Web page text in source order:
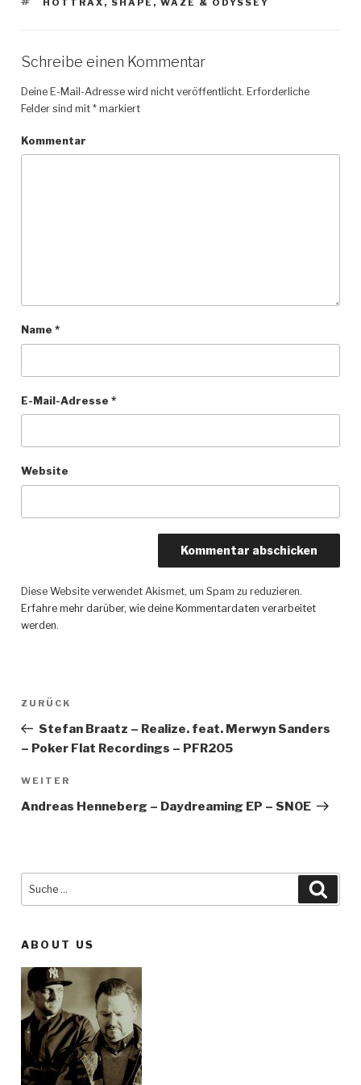
SCHLAGWÖRTER
HOTTRAX , SHAPE ,WAZE & ODYSSEY
Schreibe einen Kommentar
Deine E-Mail-Adresse wird nicht veröffentlicht. Erforderliche
Felder sind mit *markiert
Kommentar
Name *
E-Mail-Adresse *
Website
Diese Website verwendet Akismet, um Spam zu reduzieren.
Erfahre mehr darüber, wie deine Kommentardaten verarbeitet
werden.
Beitragsnavigation
Vorheriger
ZURÜCK
Stefan Braatz – Realize. feat. Merwyn Sanders
– Poker Flat Recordings – PFR205
Nächster
WEITER
Andreas Henneberg – Daydreaming EP – SNOE
ABOUT US